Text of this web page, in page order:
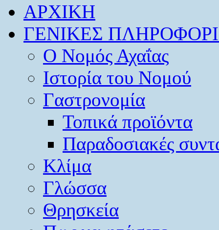
ΑΡΧΙΚΗ
ΓΕΝΙΚΕΣ
O Νομός Αχαΐας
Ιστορία του Νομού
Γαστρονομία
Τοπικά προϊόντα
Παραδοσιακές
Κλίμα
Γλώσσα
Θρησκεία